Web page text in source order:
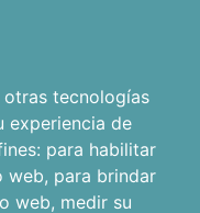
tecnologías
experiencia de
para habilitar
web, para brindar
web, medir su